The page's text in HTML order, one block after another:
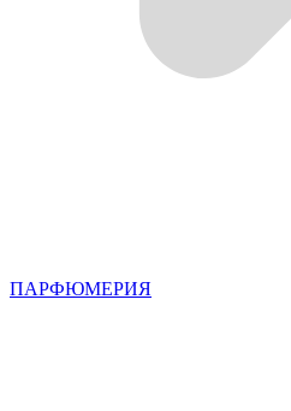
ПАРФЮМЕРИЯ